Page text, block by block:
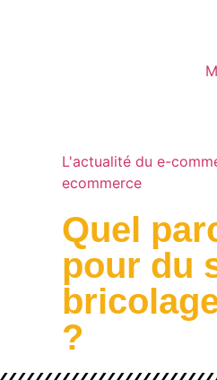
L'actualité du e-
ecommerce
Quel
pour du
?